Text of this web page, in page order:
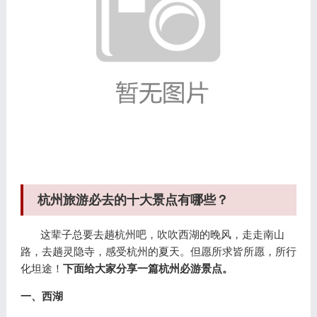
杭州旅游必去的十大景点有哪些？
这辈子总要去趟杭州吧，吹吹西湖的晚风，走走南山
路，去趟灵隐寺，感受杭州的夏天。但愿所求皆所愿，所行
化坦途！ 下面给大家分享一篇杭州必游景点。
一、西湖